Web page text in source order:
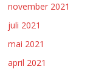
november 2021
juli 2021
mai 2021
april 2021